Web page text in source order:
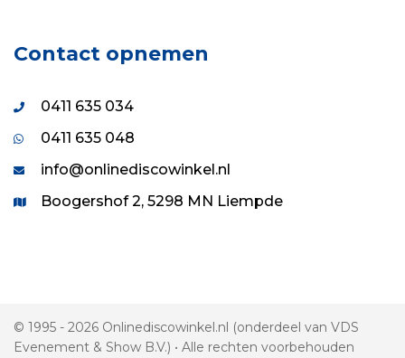
Contact opnemen
0411 635 034
0411 635 048
info@onlinediscowinkel.nl
Boogershof 2, 5298 MN Liempde
© 1995 - 2026 Onlinediscowinkel.nl (onderdeel van VDS
Evenement & Show B.V.) • Alle rechten voorbehouden